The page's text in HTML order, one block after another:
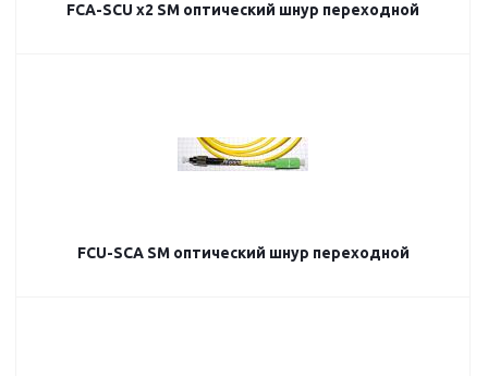
FCA-SCU х2 SM оптический шнур переходной
FCU-SCA SM оптический шнур переходной